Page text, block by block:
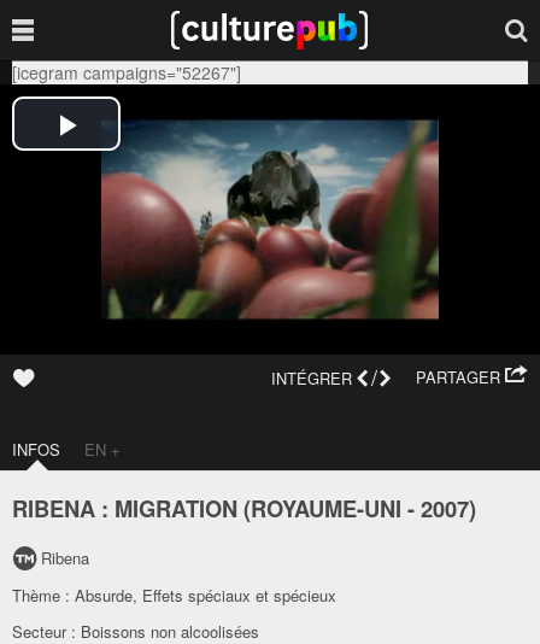
[icegram campaigns="52267"]
PARTAGER
INTÉGRER /
INFOS EN +
RIBENA : MIGRATION (ROYAUME-UNI -2007)
Ribena
Thème : Absurde, Effets spéciaux et spécieux
Secteur : Boissons non alcoolisées